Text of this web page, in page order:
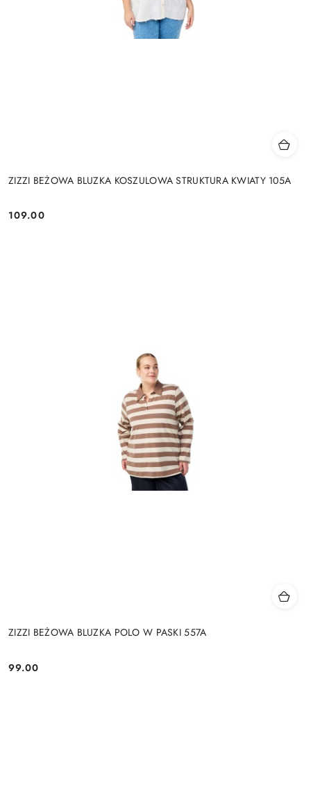
ZIZZI BEŻOWA BLUZKA KOSZULOWA STRUKTURA KWIATY 105A
Cena:
109.00
ZIZZI BEŻOWA BLUZKA POLO W PASKI 557A
Cena:
99.00